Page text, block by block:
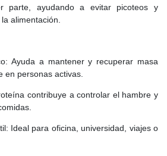
parte, ayudando a evitar picoteos y
alimentación.
Ayuda a mantener y recuperar masa
en personas activas.
contribuye a controlar el hambre y
Ideal para oficina, universidad, viajes o